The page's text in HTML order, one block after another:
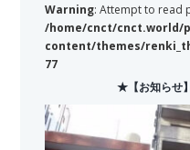
Warning: Attempt to read
/home/cnct/cnct.world/
content/themes/
77
★【お知らせ